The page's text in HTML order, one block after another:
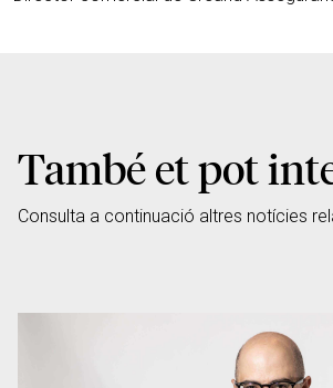
També et pot
Consulta a continuació altres notícies